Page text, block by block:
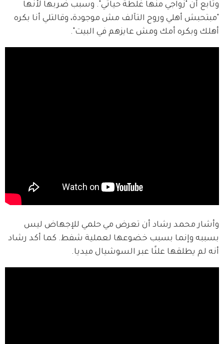
وتابع أن "زواجي منها غلطة حياتي". وسبب ضربها لأنها
"مبتحبش أهلي وروح التآلف مش موجودة، وقالتلي أنا بكره
أهلك وبكره أمك ومش عايزهم في البيت".
وأشار محمد رشاد أن تعرض مي حلمي للإجهاض ليس
بسببه وإنما بسبب خضوعها لعملية شفط. كما أكد رشاد
أنه لم يطلقها علنًا عبر السوشيال ميديا.